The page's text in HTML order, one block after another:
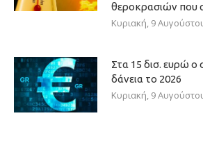
θεροκρασιών που
Κυριακή, 9
Στα 15 δισ. ευρώ ο
δάνεια το 2026
Κυριακή, 9